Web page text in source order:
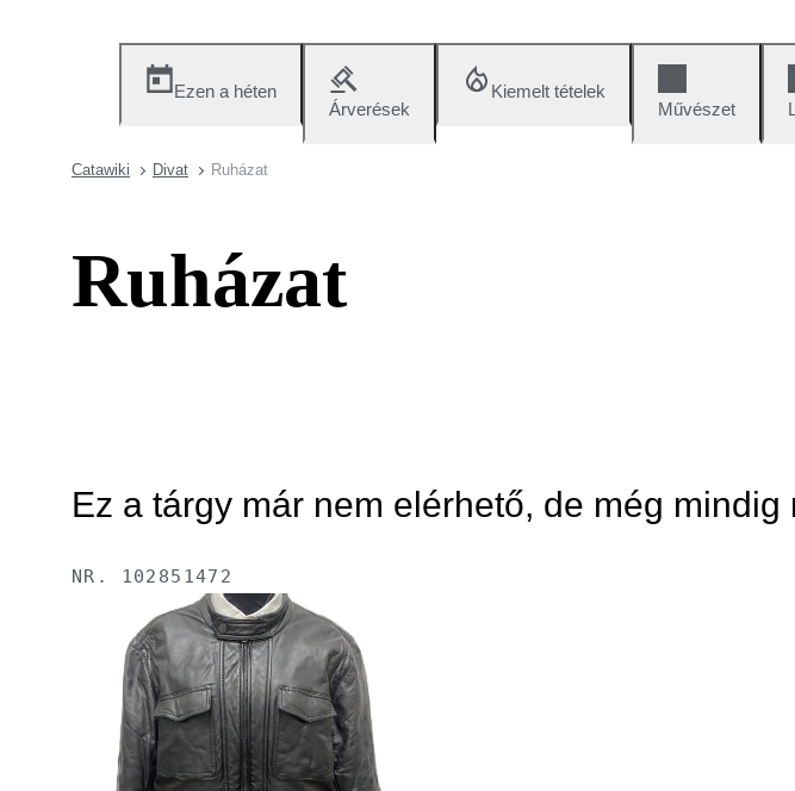
Ezen a héten
Árverések
Kiemelt tételek
Művészet
Catawiki Divat Ruházat
Ruházat
Ez a tárgy már nem elérhető, de még
NR. 102851472